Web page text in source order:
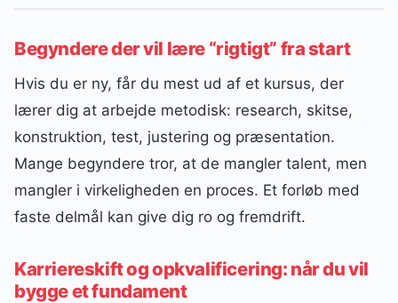
Begyndere der vil lære “rigtigt” fra start
Hvis du er ny, får du mest ud af et kursus, der
lærer dig at arbejde metodisk: research, skitse,
konstruktion, test, justering og præsentation.
Mange begyndere tror, at de mangler talent, men
mangler i virkeligheden en proces. Et forløb med
faste delmål kan give dig ro og fremdrift.
Karriereskift og opkvalificering: når du vil
bygge et fundament